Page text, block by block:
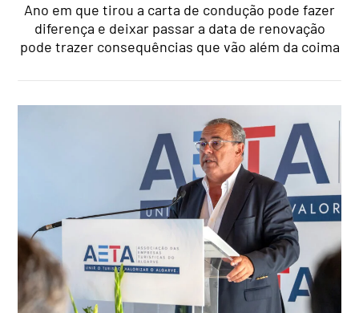
Ano em que tirou a carta de condução pode fazer
diferença e deixar passar a data de renovação
pode trazer consequências que vão além da coima